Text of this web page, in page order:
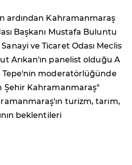
ardından Kahramanmaraş
Başkanı Mustafa Buluntu
ve Ticaret Odası Meclis
Arıkan'ın panelist olduğu A
Tepe'nin moderatörlüğünde
Şehir Kahramanmaraş"
turizm, tarım,
beklentileri